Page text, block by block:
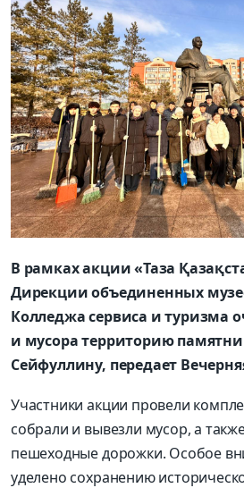
В рамках акции «Таза
Дирекции объединенных
Колледжа сервиса и туризма
и мусора территорию
Сейфуллину, передает
Участники акции провели
собрали и вывезли мусор, а
пешеходные дорожки. Особое
уделено сохранению